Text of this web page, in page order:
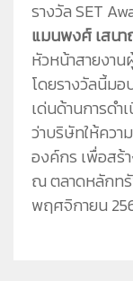
รางวัล SET
แมนพงศ์ เสนา
หัวหน้าสายงา
โดยรางวัลนี้ม
เด่นด้านการด
ว่าบริษัทให้คว
องค์กร เพื่อสร้
ณ ตลาดหลักทรั
พฤศจิกายน